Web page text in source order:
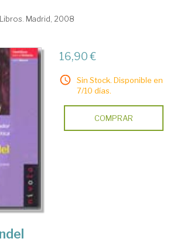
Madrid, 2008
16,90 €
Sin Stock. Disponible en
7/10 días.
COMPRAR